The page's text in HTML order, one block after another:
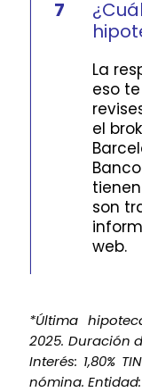
7
La
eso
el
son
web.
*Última
2025. Duración
Interés: 1,80%
nómina.